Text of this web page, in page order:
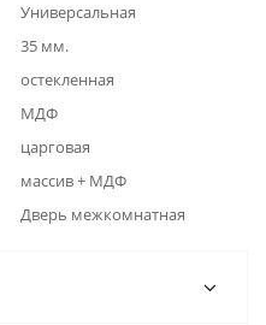
Универсальная
35 мм.
остекленная
МДФ
царговая
массив + МДФ
Дверь межкомнатная